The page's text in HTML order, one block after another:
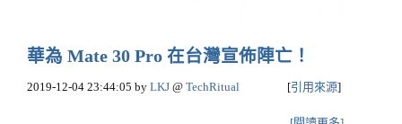
華為 Mate 30 Pro 在台灣宣佈陣亡！
2019-12-04 23:44:05 by LKJ @ TechRitual [引用來源]